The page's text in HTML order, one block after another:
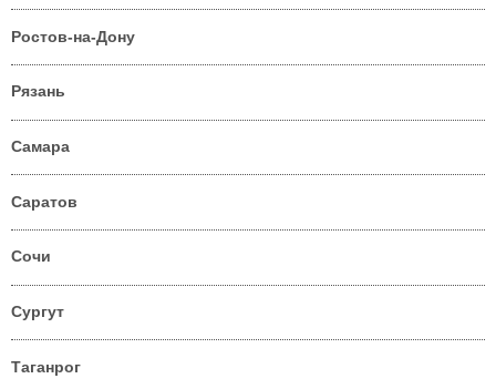
Ростов-на-Дону
Рязань
Самара
Саратов
Сочи
Сургут
Таганрог